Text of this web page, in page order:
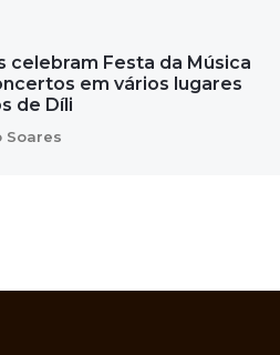
celebram Festa da Música
em vários lugares
de Díli
Soares